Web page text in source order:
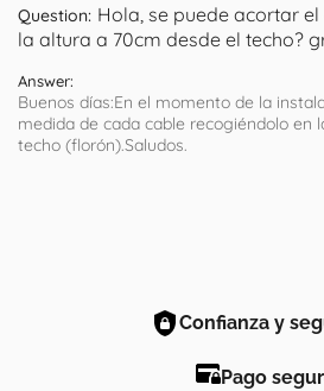
Question: Hola, se puede acortar
la altura a 70cm desde el techo?
Answer:
Buenos días:En el momento de la
medida de cada cable recogiéndolo en
techo (florón).Saludos.
Confianza y
Pago